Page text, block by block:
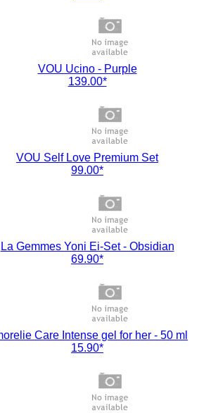
VOU Ucino - Purple
139.00*
VOU Self Love Premium Set
99.00*
La Gemmes Yoni Ei-Set - Obsidian
69.90*
Care Intense gel for her - 50 ml
15.90*